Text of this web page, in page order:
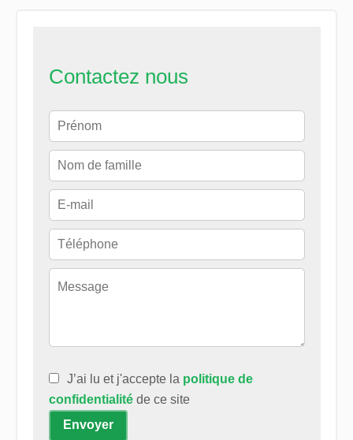
Contactez nous
J’ai lu et j'accepte la politique de
confidentialitéde ce site
Envoyer